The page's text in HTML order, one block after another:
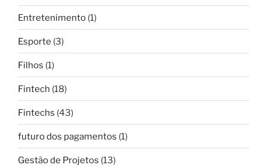
Entretenimento (1)
Esporte (3)
Filhos (1)
Fintech (18)
Fintechs (43)
futuro dos pagamentos (1)
Gestão de Projetos (13)